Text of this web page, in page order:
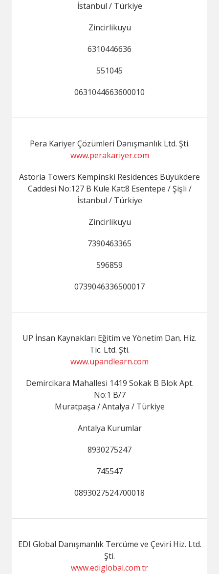
İstanbul / Türkiye
Zincirlikuyu
6310446636
551045
0631044663600010
Pera Kariyer Çözümleri Danışmanlık Ltd. Şti.
www.perakariyer.com
Astoria Towers Kempinski Residences Büyükdere
Caddesi No:127 B Kule Kat:8 Esentepe / Şişli /
İstanbul / Türkiye
Zincirlikuyu
7390463365
596859
0739046336500017
UP İnsan Kaynakları Eğitim ve Yönetim Dan. Hiz.
Tic. Ltd. Şti.
www.upandlearn.com
Demircikara Mahallesi 1419 Sokak B Blok Apt.
No:1 B/7
Muratpaşa / Antalya / Türkiye
Antalya Kurumlar
8930275247
745547
0893027524700018
EDI Global Danışmanlık Tercüme ve Çeviri Hiz. Ltd.
Şti.
www.ediglobal.com.tr